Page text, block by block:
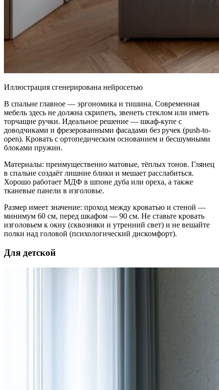
Иллюстрация сгенерирована нейросетью
В спальне главное — эргономика и тишина. Современная
мебель здесь не должна скрипеть, звенеть стеклом или иметь
торчащие ручки. Идеальное решение — шкаф-купе с
доводчиками и фрезерованными фасадами без ручек (push-to-
open). Кровать с ортопедическим основанием и бесшумными
блоками пружин.
Материалы: преимущественно матовые, тёплых тонов. Глянец
в спальне создаёт лишние блики и мешает расслабиться.
Хорошо работает МДФ в шпоне дуба или ореха, а также
тканевые панели в изголовье.
Размер имеет значение: проход между кроватью и стеной —
минимум 60 см, перед шкафом — 90 см. Не ставьте кровать
изголовьем к окну (сквозняки и утренний свет) и не вешайте
полки над головой (психологический дискомфорт).
Для детской